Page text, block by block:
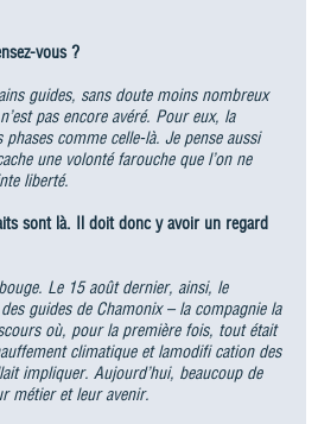
vous ?
guides, sans doute moins nombreux
pas encore avéré. Pour eux, la
comme celle-là. Je pense aussi
une volonté farouche que l’on ne
liberté.
sont là. Il doit donc y avoir un regard
Le 15 août dernier, ainsi, le
guides de Chamonix – la compagnie la
où, pour la première fois, tout était
climatique et lamodifi cation des
impliquer. Aujourd’hui, beaucoup de
métier et leur avenir.